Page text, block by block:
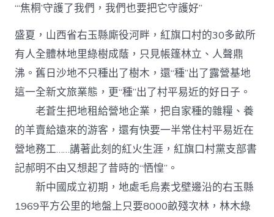
“‘焦桐’守護了我們，我們也要把它守護好”
盛夏，山西省右玉縣廝役河畔，紅旗口村的30多畝所
有人全體林地里綠樹成蔭，只見帳篷林立、人聲鼎
沸。舊日沙地不只種出了樹木，還“種”出了露營基地
這一全新文旅業態，更“種”出了村平易近的好日子。
老蒼生把地租給營地企業，把自家種的雜糧、養
的羊賣給遠來的游客，還有快要一半常住村平易近在
營地務工……講著此刻的紅火生涯，紅旗口村黨支部書
記郝明不由又想起了昔時的“恓惶”。
新中國成立初期，地處毛烏素戈壁邊沿的右玉縣
1969平方公里的地盤上只要8000畝殘次林，林木綠